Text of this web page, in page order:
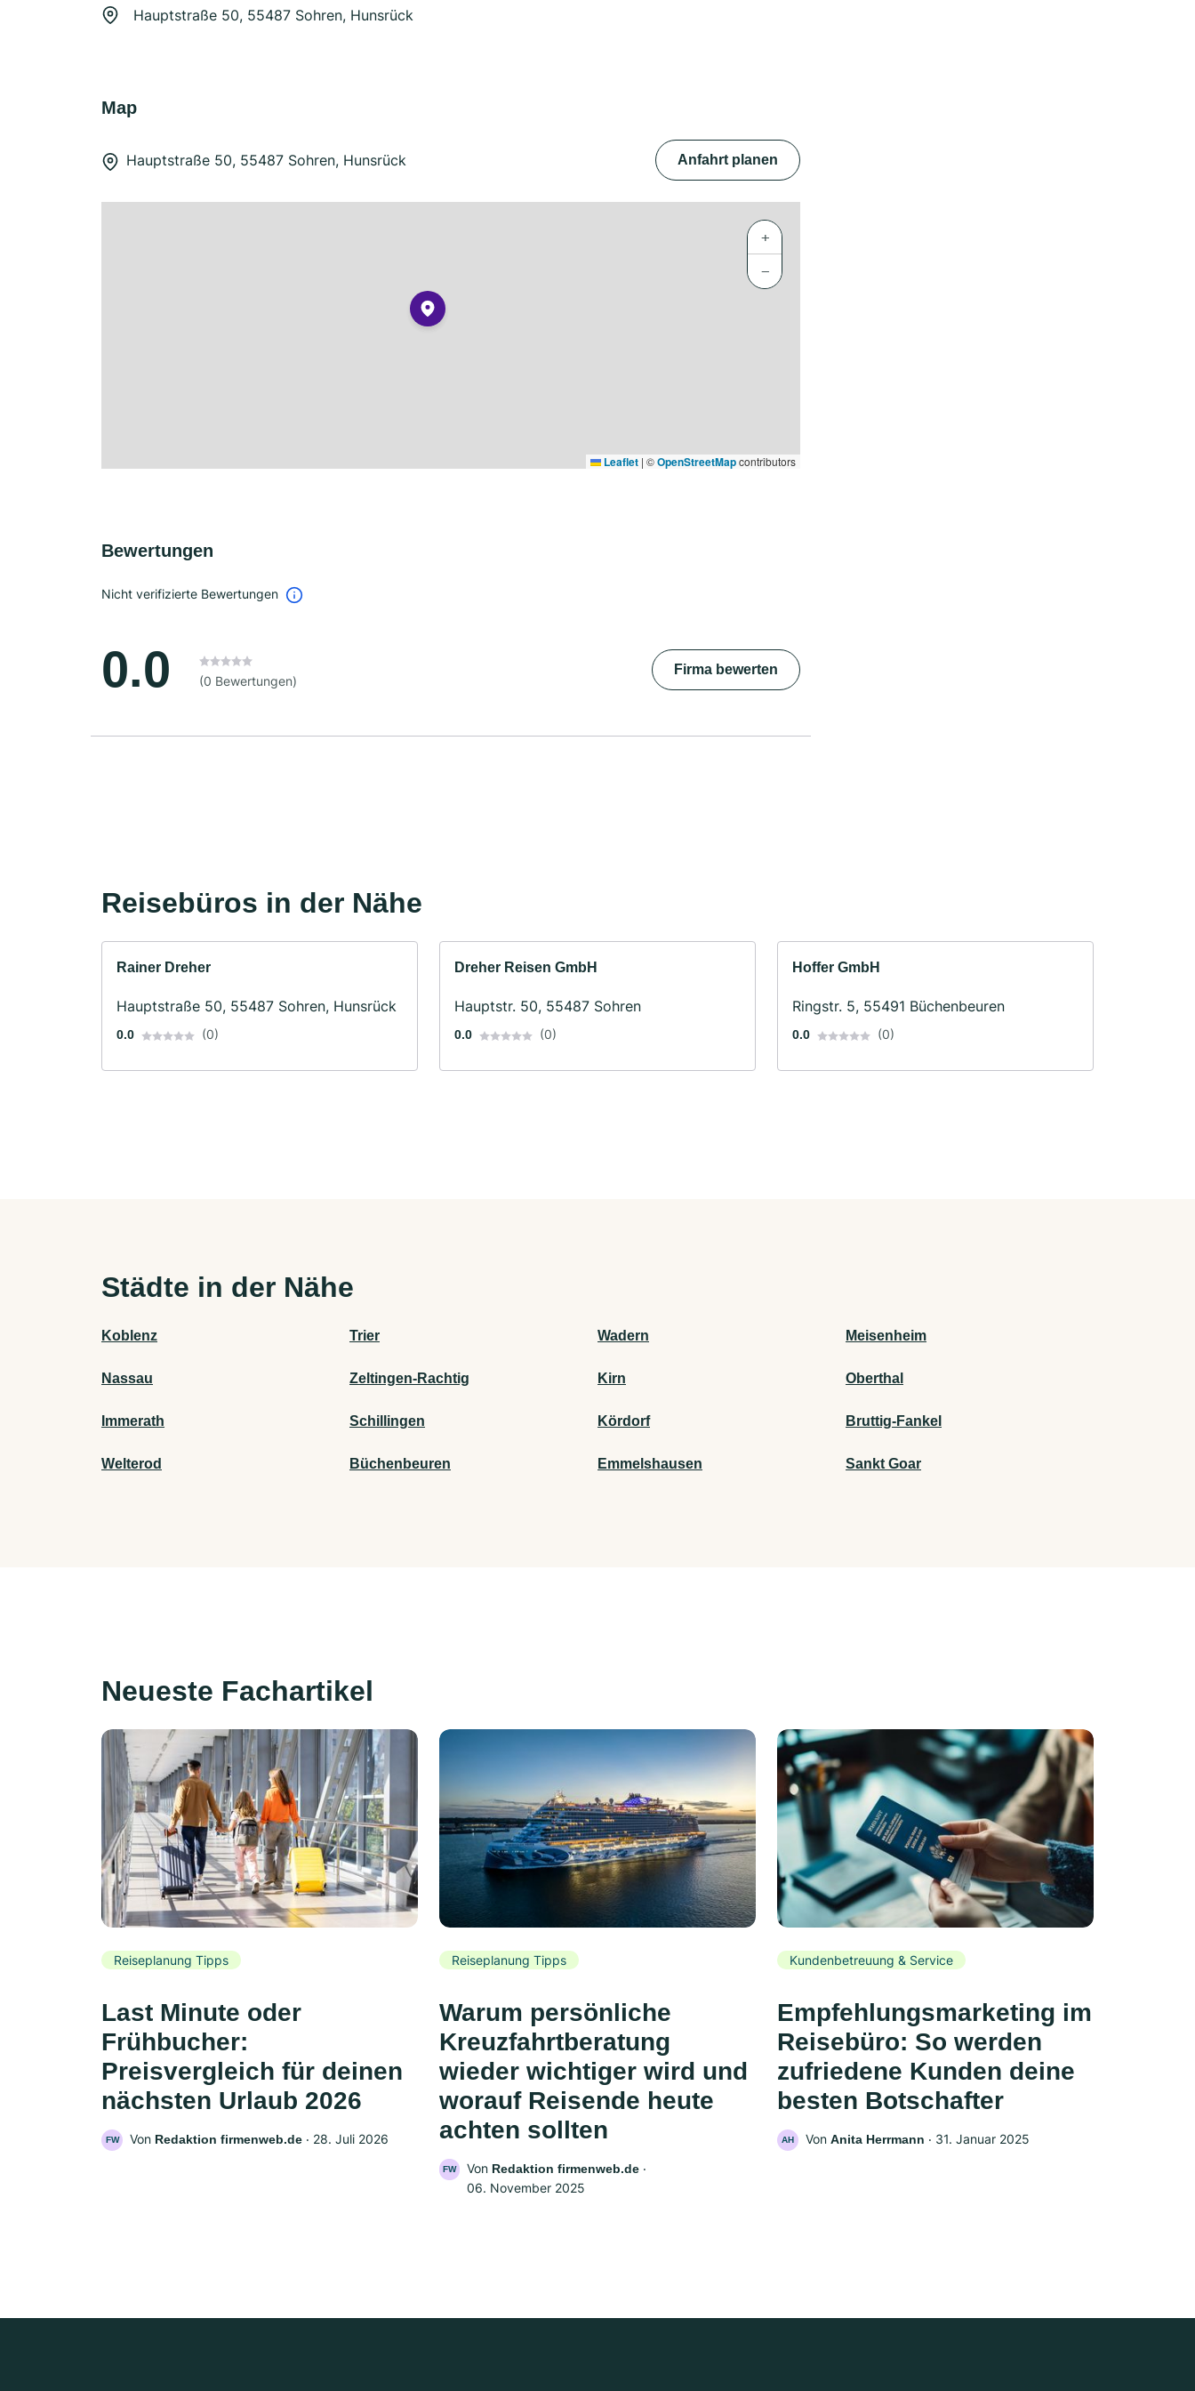
Hauptstraße 50, 55487 Sohren, Hunsrück
Map
Hauptstraße 50, 55487 Sohren, Hunsrück Anfahrt planen
+
−
Leaflet | ©OpenStreetMapcontributors
Bewertungen
Nicht verifizierte Bewertungen
0.0 (0 Bewertungen)
Firma bewerten
Reisebüros in der Nähe
Rainer Dreher
Hauptstraße 50, 55487 Sohren, Hunsrück
0.0 (0)
Dreher Reisen GmbH
Hauptstr. 50, 55487 Sohren
0.0 (0)
Hoffer GmbH
Ringstr. 5, 55491 Büchenbeuren
0.0 (0)
Städte in der Nähe
Koblenz Trier Wadern Meisenheim
Nassau Zeltingen-Rachtig Kirn Oberthal
Immerath Schillingen Kördorf Bruttig-Fankel
Welterod Büchenbeuren Emmelshausen Sankt Goar
Neueste Fachartikel
Reiseplanung Tipps
Last Minute oder
Frühbucher:
Preisvergleich für deinen
nächsten Urlaub 2026
FW Von Redaktion firmenweb.de ‧ 28. Juli 2026
Reiseplanung Tipps
Warum persönliche
Kreuzfahrtberatung
wieder wichtiger wird und
worauf Reisende heute
achten sollten
FW Von Redaktion firmenweb.de ‧
06. November 2025
Kundenbetreuung & Service
Empfehlungsmarketing im
Reisebüro: So werden
zufriedene Kunden deine
besten Botschafter
AH Von Anita Herrmann ‧ 31. Januar 2025